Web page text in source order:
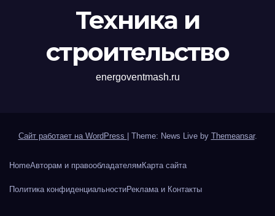
Техника и
строительство
energoventmash.ru
Сайт работает на WordPress Theme: News Live by Themeansar.
HomeАвторам и правообладателям Карта сайта
Политика конфиденциальностиРеклама и Контакты